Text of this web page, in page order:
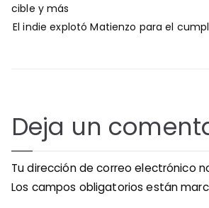
de
entradas
cible y más
El indie explotó Matienzo para el
Deja un
Tu dirección de correo electrónico
Los campos obligatorios están